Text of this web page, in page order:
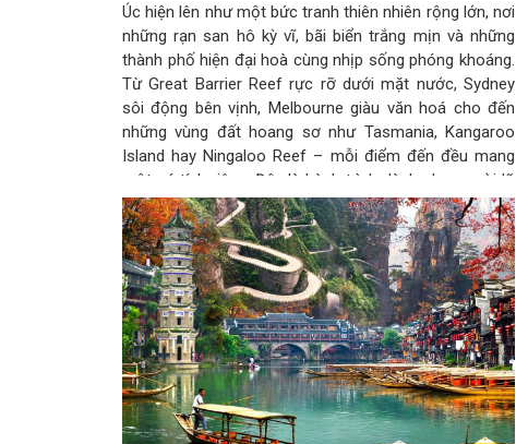
Úc hiện lên như một bức tranh thiên nhiên rộng lớn, nơi
những rạn san hô kỳ vĩ, bãi biển trắng mịn và những
thành phố hiện đại hoà cùng nhịp sống phóng khoáng.
Từ Great Barrier Reef rực rỡ dưới mặt nước, Sydney
sôi động bên vịnh, Melbourne giàu văn hoá cho đến
những vùng đất hoang sơ như Tasmania, Kangaroo
Island hay Ningaloo Reef – mỗi điểm đến đều mang
một cá tính riêng. Đây là hành trình dành cho người lữ
khách muốn chạm vào vẻ đẹp nguyên bản của thiên
nhiên và sự đa dạng độc đáo của xứ sở chuột túi.
Xem thêm